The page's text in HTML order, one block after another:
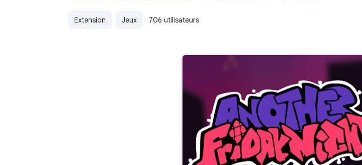
Extension Jeux 706 utilisateurs